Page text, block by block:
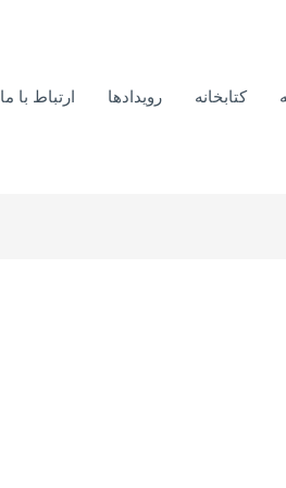
کتابخانه رویدادها ارتباط با ما